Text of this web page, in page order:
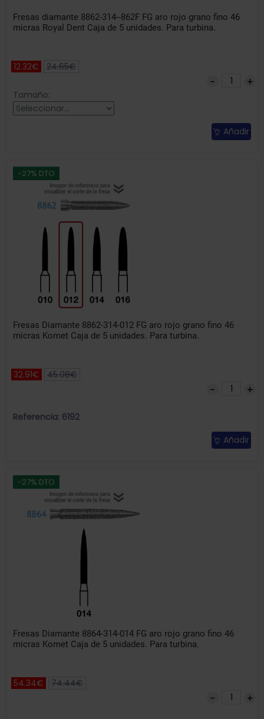
Fresas diamante 8862-314--862F FG aro rojo grano fino 46
micras Royal Dent Caja de 5 unidades. Para turbina.
12.32€ 24.65€
Tamaño:
Añadir
-27% DTO
Fresas Diamante 8862-314-012 FG aro rojo grano fino 46
micras Komet Caja de 5 unidades. Para turbina.
32.91€ 45.08€
Referencia: 6192
Añadir
-27% DTO
Fresas Diamante 8864-314-014 FG aro rojo grano fino 46
micras Komet Caja de 5 unidades. Para turbina.
54.34€ 74.44€